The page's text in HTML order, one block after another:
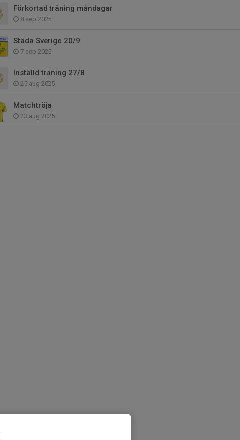
Förkortad träning måndagar
8 sep 2025
Städa Sverige 20/9
7 sep 2025
Inställd träning 27/8
25 aug 2025
Matchtröja
23 aug 2025